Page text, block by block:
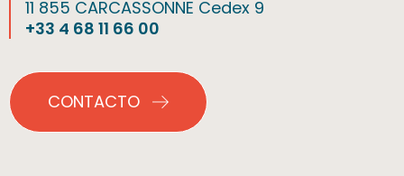
11 855 CARCASSONNE Cedex 9
+33 4 68 11 66 00
CONTACTO